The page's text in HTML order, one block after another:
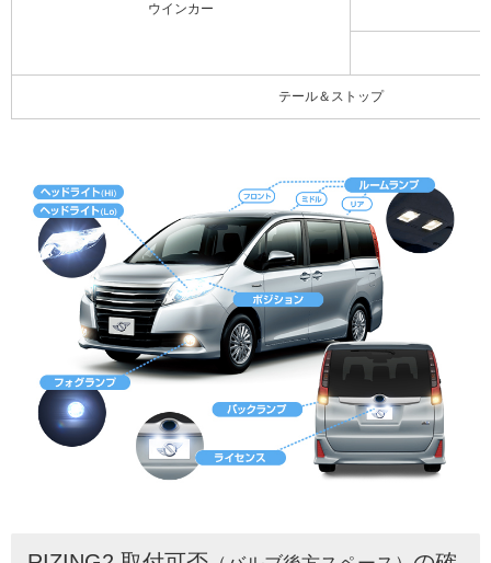
ウインカー
テール＆ストップ